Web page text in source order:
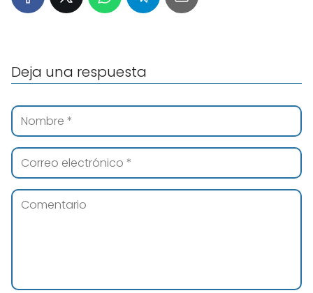
Deja una respuesta